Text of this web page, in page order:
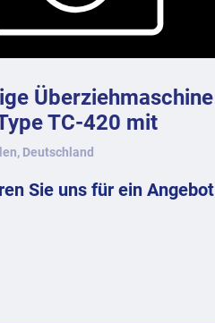
Überziehmaschine
TC-420 mit
UF-200.
Deutschland
Sie uns für ein Angebot